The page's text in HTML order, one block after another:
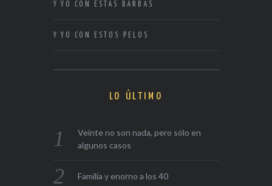
Y YO CON ESTAS BARBAS
Y YO CON ESTOS PELOS
LO ÚLTIMO
Veinte no son nada, pero sólo en
algunos casos
Familia y enorno a los 40